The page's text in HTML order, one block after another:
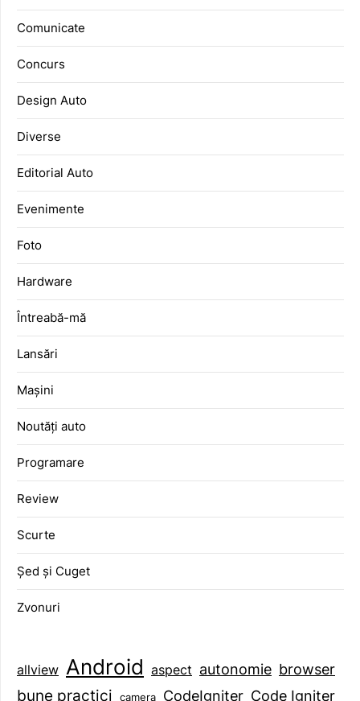
Comunicate
Concurs
Design Auto
Diverse
Editorial Auto
Evenimente
Foto
Hardware
Întreabă-mă
Lansări
Mașini
Noutăți auto
Programare
Review
Scurte
Șed și Cuget
Zvonuri
allview Android aspect autonomie browser
bune practici camera CodeIgniter Code Igniter